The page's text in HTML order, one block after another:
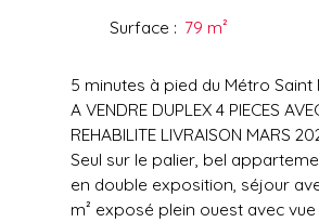
Surface : 79 m²
5 minutes à pied du Métro Saint
A VENDRE DUPLEX 4 PIECES
REHABILITE LIVRAISON MARS
Seul sur le palier, bel
en double exposition, séjour
m² exposé plein ouest avec